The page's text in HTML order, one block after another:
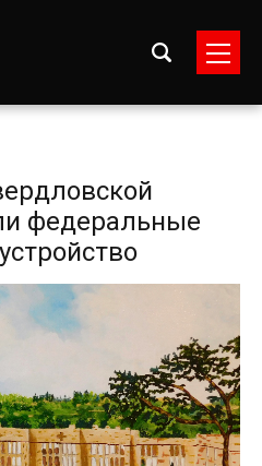
федеральные